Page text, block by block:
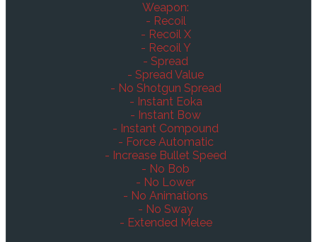
Weapon:
- Recoil
- Recoil X
- Recoil Y
- Spread
- Spread Value
- No Shotgun Spread
- Instant Eoka
- Instant Bow
- Instant Compound
- Force Automatic
- Increase Bullet Speed
- No Bob
- No Lower
- No Animations
- No Sway
- Extended Melee